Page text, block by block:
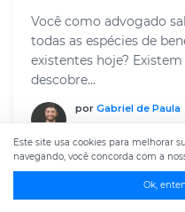
Você como advogado
todas as espécies de
existentes hoje?
descobre...
por Gabriel de Paula
Este site usa cookies para melhorar
navegando, você concorda com a
Ok,